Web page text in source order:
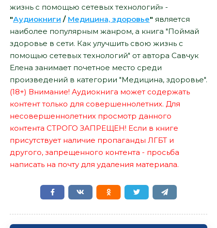
жизнь с помощью сетевых технологий» -
"Аудиокниги / Медицина, здоровье" является
наиболее популярным жанром, а книга "Поймай
здоровье в сети. Как улучшить свою жизнь с
помощью сетевых технологий" от автора Савчук
Елена занимает почетное место среди
произведений в категории "Медицина, здоровье".
(18+) Внимание! Аудиокнига может содержать
контент только для совершеннолетних. Для
несовершеннолетних просмотр данного
контента СТРОГО ЗАПРЕЩЕН! Если в книге
присутствует наличие пропаганды ЛГБТ и
другого, запрещенного контента - просьба
написать на почту для удаления материала.